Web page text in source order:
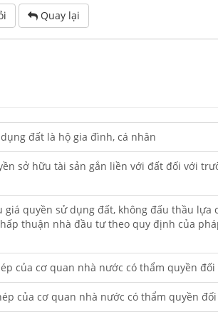
Quay lại
đất là hộ gia đình, cá nhân
sở hữu tài sản gắn liền với đất đối với
quyền sử dụng đất, không đấu thầu
thuận nhà đầu tư theo quy định của
của cơ quan nhà nước có thẩm quyền
của cơ quan nhà nước có thẩm quyền